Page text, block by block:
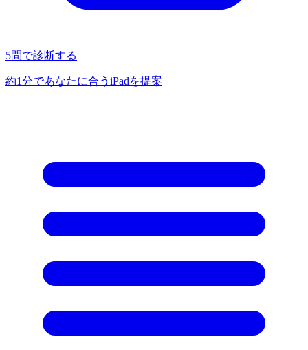
5問で診断する
約1分であなたに合うiPadを提案